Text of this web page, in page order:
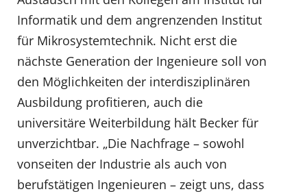
Informatik und dem angrenzenden Institut
für Mikrosystemtechnik. Nicht erst die
nächste Generation der Ingenieure soll von
den Möglichkeiten der interdisziplinären
Ausbildung profitieren, auch die
universitäre Weiterbildung hält Becker für
unverzichtbar. „Die Nachfrage – sowohl
vonseiten der Industrie als auch von
berufstätigen Ingenieuren – zeigt uns, dass